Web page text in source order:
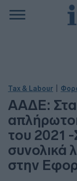
Tax & Labour
ΑΑΔΕ: Στα
του 2021 -
συνολικά
στην